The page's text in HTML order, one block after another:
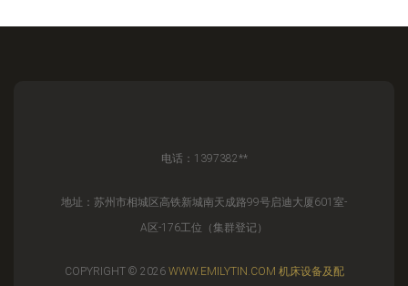
电话：1397382**
地址：苏州市相城区高铁新城南天成路99号启迪大厦601室-
A区-176工位（集群登记）
COPYRIGHT © 2026 WWW.EMILYTIN.COM 机床设备及配